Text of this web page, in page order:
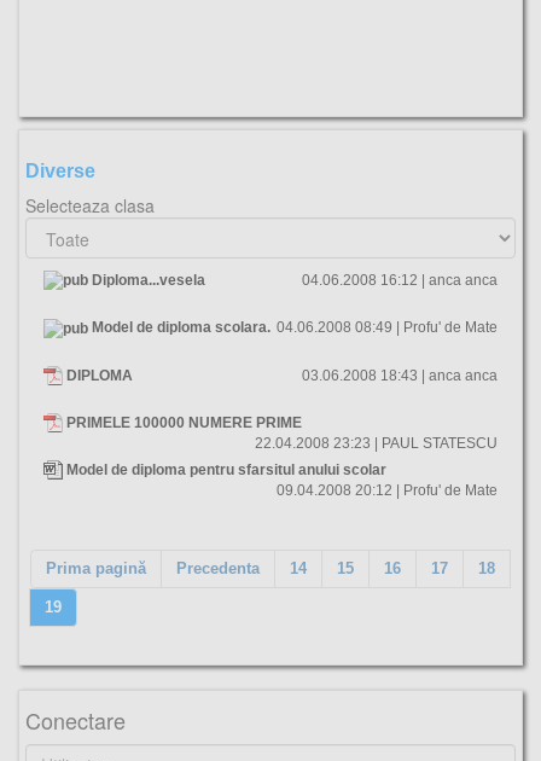
Diverse
Selecteaza clasa
Diploma...vesela 04.06.2008 16:12 | anca anca
Model de diploma scolara. 04.06.2008 08:49 | Profu' de Mate
DIPLOMA 03.06.2008 18:43 | anca anca
PRIMELE 100000 NUMERE PRIME
22.04.2008 23:23 | PAUL STATESCU
Model de diploma pentru sfarsitul anului scolar
09.04.2008 20:12 | Profu' de Mate
Prima pagină Precedenta 14 15 16 17 18
19
Conectare